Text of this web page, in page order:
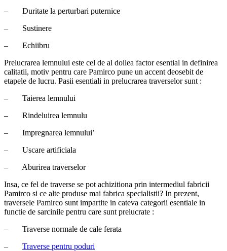
– Duritate la perturbari puternice
– Sustinere
– Echiibru
Prelucrarea lemnului este cel de al doilea factor esential in definirea
calitatii, motiv pentru care Pamirco pune un accent deosebit de
etapele de lucru. Pasii esentiali in prelucrarea traverselor sunt :
– Taierea lemnului
– Rindeluirea lemnulu
– Impregnarea lemnului’
– Uscare artificiala
– Aburirea traverselor
Insa, ce fel de traverse se pot achizitiona prin intermediul fabricii
Pamirco si ce alte produse mai fabrica specialistii? In prezent,
traversele Pamirco sunt impartite in cateva categorii esentiale in
functie de sarcinile pentru care sunt prelucrate :
– Traverse normale de cale ferata
– Traverse pentru poduri